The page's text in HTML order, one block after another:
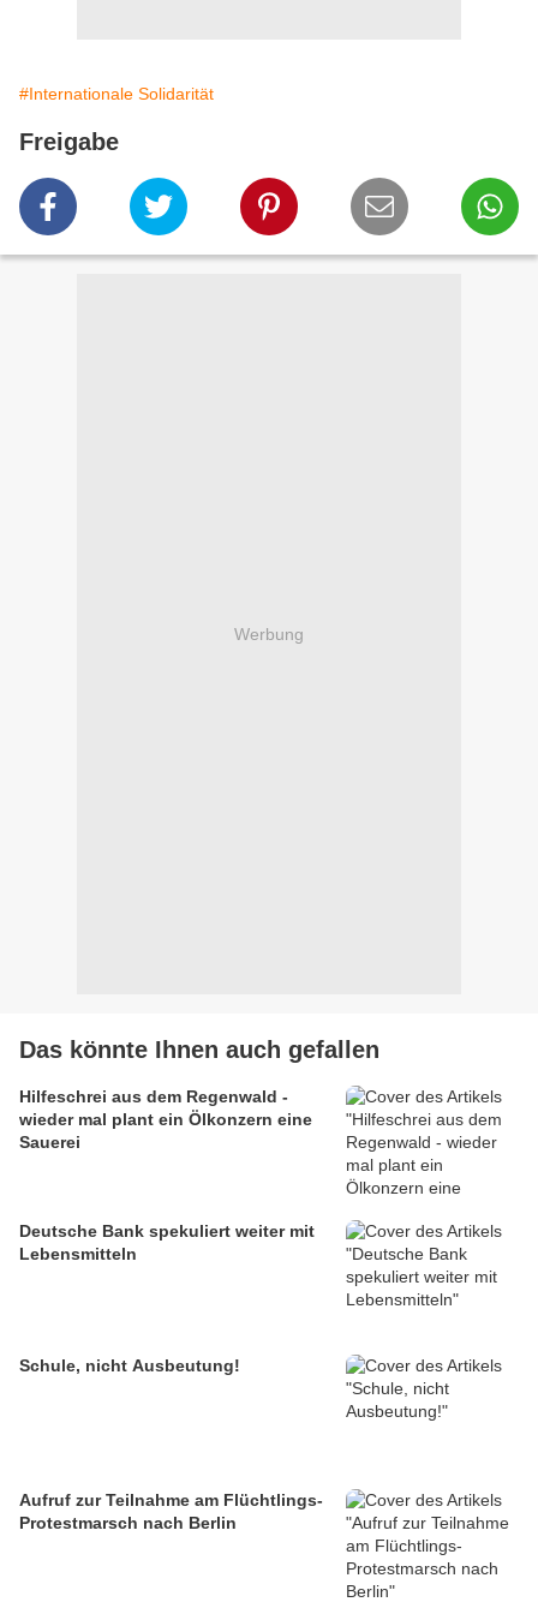
#Internationale Solidarität
Freigabe
Werbung
Das könnte Ihnen auch gefallen
Hilfeschrei aus dem Regenwald -
wieder mal plant ein Ölkonzern eine
Sauerei
Deutsche Bank spekuliert weiter mit
Lebensmitteln
Schule, nicht Ausbeutung!
Aufruf zur Teilnahme am Flüchtlings-
Protestmarsch nach Berlin